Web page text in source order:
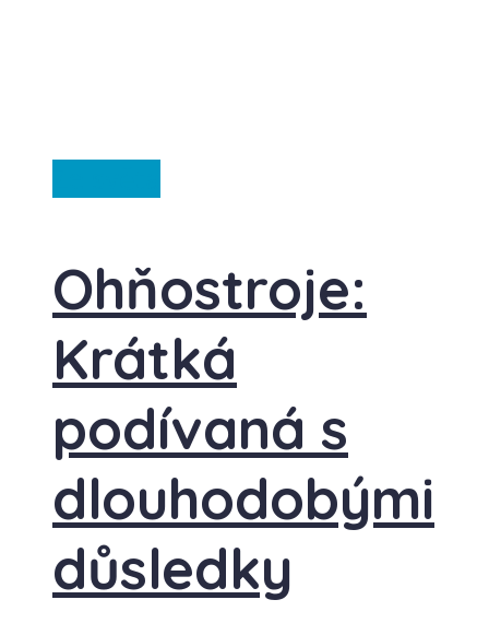
Ohňostroje:
Krátká
podívaná s
dlouhodobými
důsledky